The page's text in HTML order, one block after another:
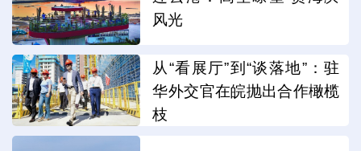
风光
从“看展厅”到“谈落地”：驻
华外交官在皖抛出合作橄榄
枝